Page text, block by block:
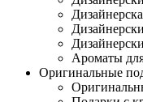
Ароматы
Оригинальные